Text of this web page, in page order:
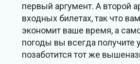
первый аргумент. А второй
входных билетах, так что
экономит ваше время, а
погоды вы всегда
позаботится тот же